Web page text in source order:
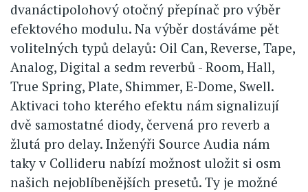
dvanáctipolohový otočný přepínač pro výběr
efektového modulu. Na výběr dostáváme pět
volitelných typů delayů: Oil Can, Reverse, Tape,
Analog, Digital a sedm reverbů - Room, Hall,
True Spring, Plate, Shimmer, E-Dome, Swell.
Aktivaci toho kterého efektu nám signalizují
dvě samostatné diody, červená pro reverb a
žlutá pro delay. Inženýři Source Audia nám
taky v Collideru nabízí možnost uložit si osm
našich nejoblíbenějších presetů. Ty je možné